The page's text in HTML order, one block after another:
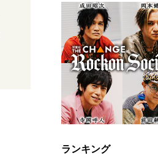
忘れられない言葉 10代・20代の
ランキング